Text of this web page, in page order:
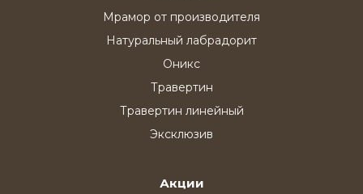
Мрамор от производителя
Натуральный лабрадорит
Оникс
Травертин
Травертин линейный
Эксклюзив
Акции